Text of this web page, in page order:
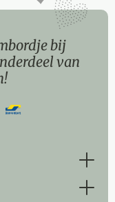
bij
van